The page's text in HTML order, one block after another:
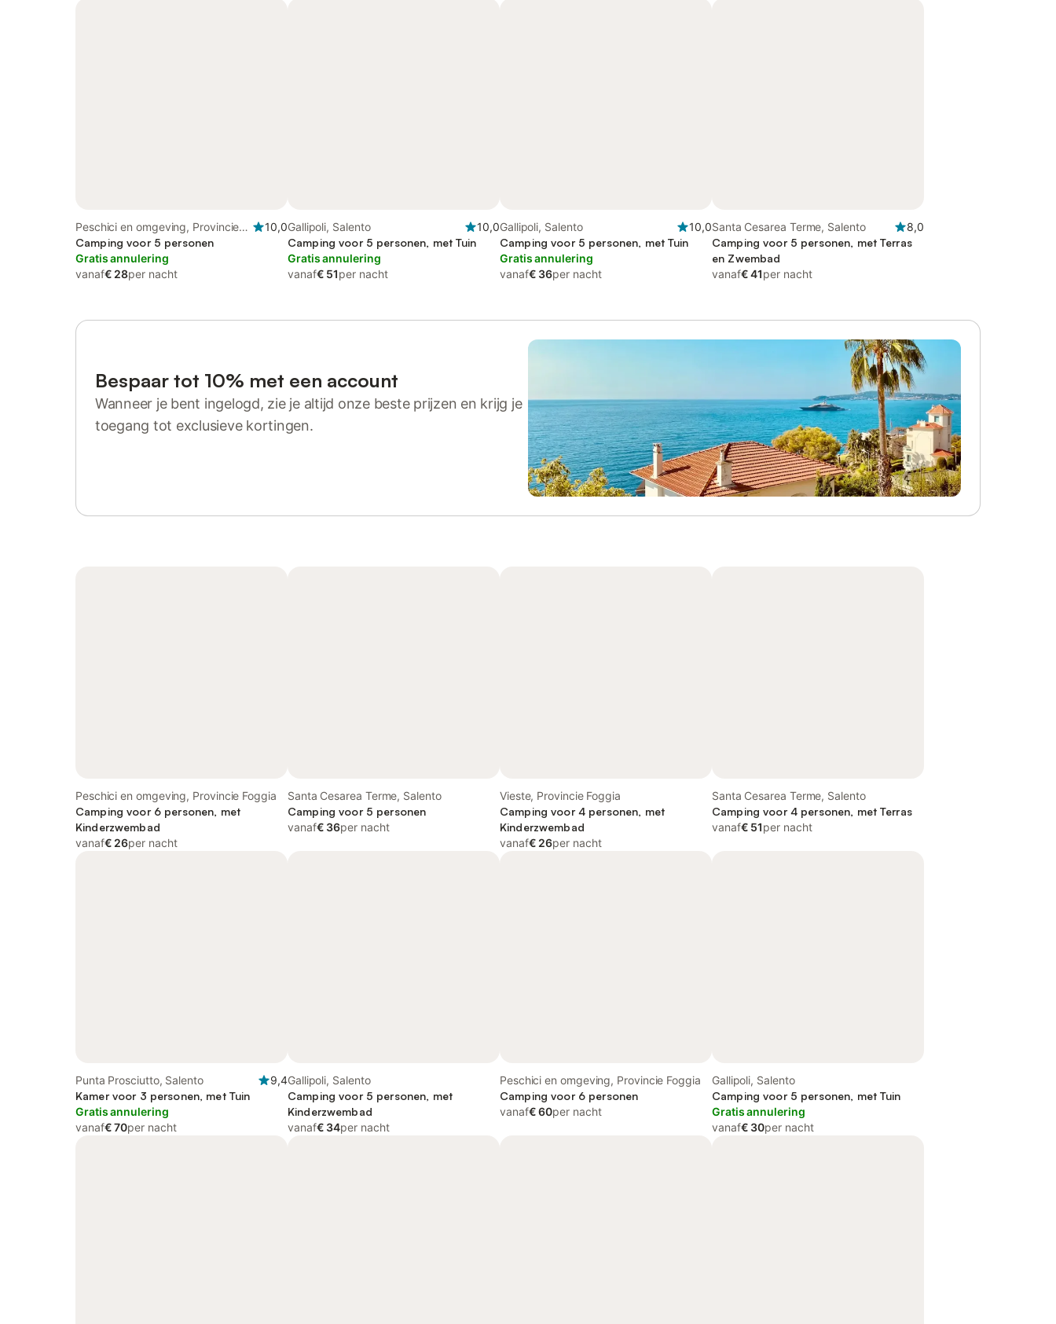
Peschici en omgeving, Provincie
Foggia
10,0
Camping voor 5 personen
Gratis annulering
vanaf€ 28per nacht
Gallipoli, Salento
10,0
Camping voor 5 personen, met Tuin
Gratis annulering
vanaf€ 51per nacht
Gallipoli, Salento
10,0
Camping voor 5 personen, met Tuin
Gratis annulering
vanaf€ 36per nacht
Santa Cesarea Terme, Salento
8,0
Camping voor 5 personen, met Terras
en Zwembad
vanaf€ 41per nacht
Bespaar tot 10% met een account
Wanneer je bent ingelogd, zie je altijd onze beste prijzen en krijg je
toegang tot exclusieve kortingen.
Peschici en omgeving, Provincie Foggia
Camping voor 6 personen, met
Kinderzwembad
vanaf€ 26per nacht
Santa Cesarea Terme, Salento
Camping voor 5 personen
vanaf€ 36per nacht
Vieste, Provincie Foggia
Camping voor 4 personen, met
Kinderzwembad
vanaf€ 26per nacht
Santa Cesarea Terme, Salento
Camping voor 4 personen, met Terras
vanaf€ 51per nacht
Punta Prosciutto, Salento
9,4
Kamer voor 3 personen, met Tuin
Gratis annulering
vanaf€ 70per nacht
Gallipoli, Salento
Camping voor 5 personen, met
Kinderzwembad
vanaf€ 34per nacht
Peschici en omgeving, Provincie Foggia
Camping voor 6 personen
vanaf€ 60per nacht
Gallipoli, Salento
Camping voor 5 personen, met Tuin
Gratis annulering
vanaf€ 30per nacht